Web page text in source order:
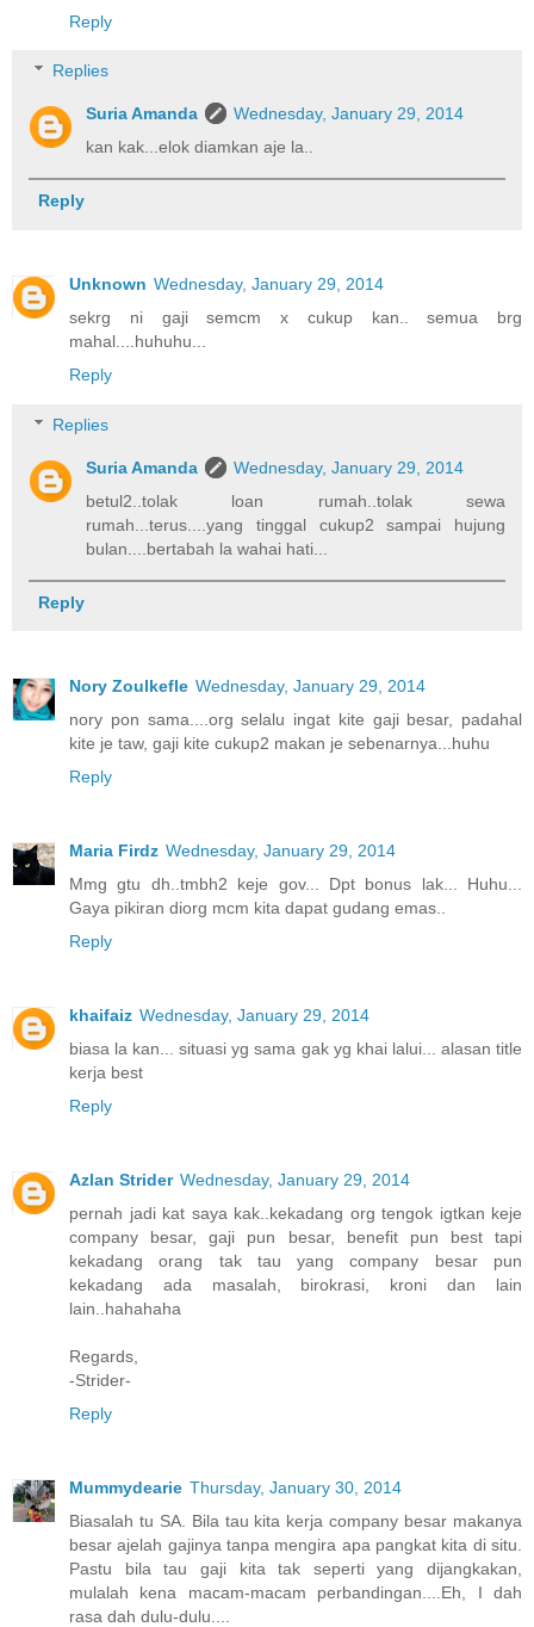
Reply
Replies
Suria Amanda
Wednesday, January 29, 2014
kan kak...elok diamkan aje la..
Reply
Unknown Wednesday, January 29, 2014
sekrg ni gaji semcm x cukup kan.. semua brg
mahal....huhuhu...
Reply
Replies
Suria Amanda
Wednesday, January 29, 2014
betul2..tolak loan rumah..tolak sewa
rumah...terus....yang tinggal cukup2 sampai hujung
bulan....bertabah la wahai hati...
Reply
Nory Zoulkefle Wednesday, January 29, 2014
nory pon sama....org selalu ingat kite gaji besar, padahal
kite je taw, gaji kite cukup2 makan je sebenarnya...huhu
Reply
Maria Firdz Wednesday, January 29, 2014
Mmg gtu dh..tmbh2 keje gov... Dpt bonus lak... Huhu...
Gaya pikiran diorg mcm kita dapat gudang emas..
Reply
khaifaiz Wednesday, January 29, 2014
biasa la kan... situasi yg sama gak yg khai lalui... alasan title
kerja best
Reply
Azlan Strider Wednesday, January 29, 2014
pernah jadi kat saya kak..kekadang org tengok igtkan keje
company besar, gaji pun besar, benefit pun best tapi
kekadang orang tak tau yang company besar pun
kekadang ada masalah, birokrasi, kroni dan lain
lain..hahahaha
Regards,
-Strider-
Reply
Mummydearie Thursday, January 30, 2014
Biasalah tu SA. Bila tau kita kerja company besar makanya
besar ajelah gajinya tanpa mengira apa pangkat kita di situ.
Pastu bila tau gaji kita tak seperti yang dijangkakan,
mulalah kena macam-macam perbandingan....Eh, I dah
rasa dah dulu-dulu....